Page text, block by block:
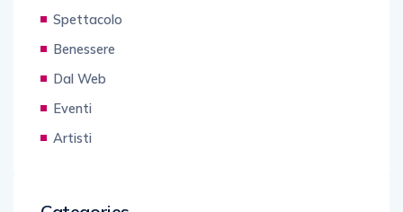
Spettacolo
Benessere
Dal Web
Eventi
Artisti